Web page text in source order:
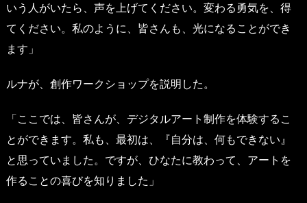
いう人がいたら、声を上げてください。変わる勇気を、得
てください。私のように、皆さんも、光になることができ
ます」
ルナが、創作ワークショップを説明した。
「ここでは、皆さんが、デジタルアート制作を体験するこ
とができます。私も、最初は、『自分は、何もできない』
と思っていました。ですが、ひなたに教わって、アートを
作ることの喜びを知りました」